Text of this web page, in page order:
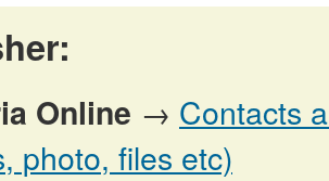
Online → Contacts
photo, files etc)